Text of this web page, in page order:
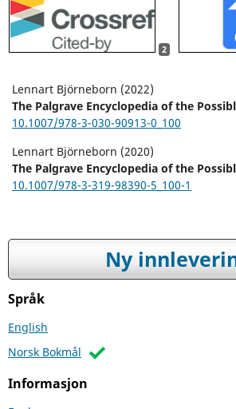
2
Lennart Björneborn (2022)
The Palgrave Encyclopedia of the
10.1007/978-3-030-90913-0_100
Lennart Björneborn (2020)
The Palgrave Encyclopedia of the
10.1007/978-3-319-98390-5_100-1
Ny
Språk
English
Norsk Bokmål
Informasjon